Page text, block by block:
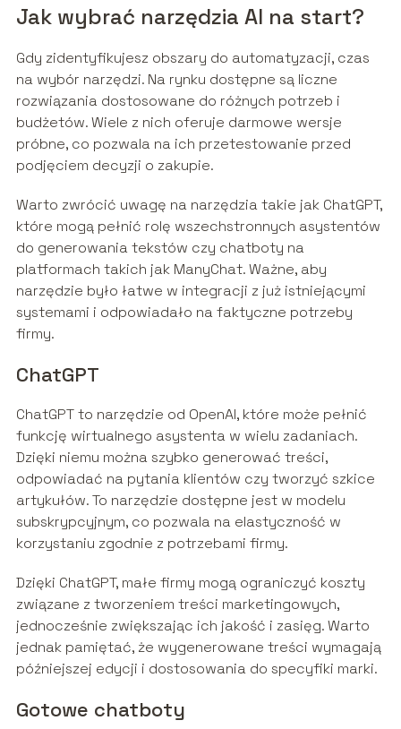
Jak wybrać narzędzia AI na start?
Gdy zidentyfikujesz obszary do automatyzacji, czas
na wybór narzędzi. Na rynku dostępne są liczne
rozwiązania dostosowane do różnych potrzeb i
budżetów. Wiele z nich oferuje darmowe wersje
próbne, co pozwala na ich przetestowanie przed
podjęciem decyzji o zakupie.
Warto zwrócić uwagę na narzędzia takie jak ChatGPT,
które mogą pełnić rolę wszechstronnych asystentów
do generowania tekstów czy chatboty na
platformach takich jak ManyChat. Ważne, aby
narzędzie było łatwe w integracji z już istniejącymi
systemami i odpowiadało na faktyczne potrzeby
firmy.
ChatGPT
ChatGPT to narzędzie od OpenAI, które może pełnić
funkcję wirtualnego asystenta w wielu zadaniach.
Dzięki niemu można szybko generować treści,
odpowiadać na pytania klientów czy tworzyć szkice
artykułów. To narzędzie dostępne jest w modelu
subskrypcyjnym, co pozwala na elastyczność w
korzystaniu zgodnie z potrzebami firmy.
Dzięki ChatGPT, małe firmy mogą ograniczyć koszty
związane z tworzeniem treści marketingowych,
jednocześnie zwiększając ich jakość i zasięg. Warto
jednak pamiętać, że wygenerowane treści wymagają
późniejszej edycji i dostosowania do specyfiki marki.
Gotowe chatboty